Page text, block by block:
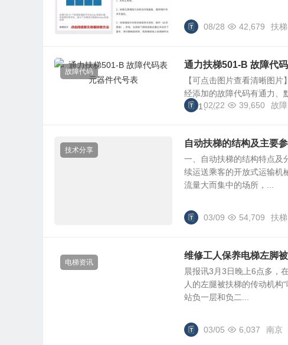
08/28 42,679 扶梯
故障代码
通力扶梯501-B 故障代
【可点击图片查看清晰图
经添加的故障代码有通力、
0021、...
02/22 39,650 故障
技术分享
自动扶梯的结构及主要
一、自动扶梯的结构特点及
续运送乘客的开放式运输机
流量大而集中的场所，...
03/09 54,709 扶梯
电梯资讯
维修工人保养电梯左脚
晨报讯3月3日晚上6点多，
人的左腿被扶梯的传动机构
站负一层和负二...
03/05 6,037 南京